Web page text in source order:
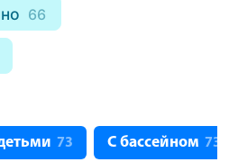
66
73 С бассейном 73